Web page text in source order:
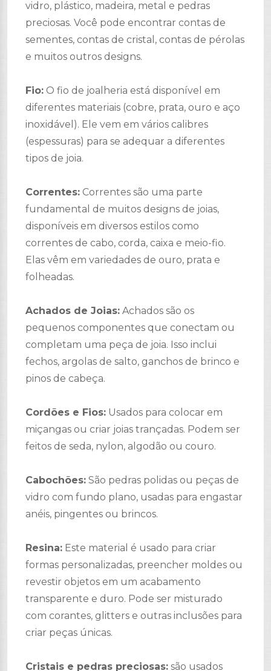
vidro, plástico, madeira, metal e pedras
preciosas. Você pode encontrar contas de
sementes, contas de cristal, contas de pérolas
e muitos outros designs.
Fio: O fio de joalheria está disponível em
diferentes materiais (cobre, prata, ouro e aço
inoxidável). Ele vem em vários calibres
(espessuras) para se adequar a diferentes
tipos de joia.
Correntes: Correntes são uma parte
fundamental de muitos designs de joias,
disponíveis em diversos estilos como
correntes de cabo, corda, caixa e meio-fio.
Elas vêm em variedades de ouro, prata e
folheadas.
Achados de Joias: Achados são os
pequenos componentes que conectam ou
completam uma peça de joia. Isso inclui
fechos, argolas de salto, ganchos de brinco e
pinos de cabeça.
Cordões e Fios: Usados ​​para colocar em
miçangas ou criar joias trançadas. Podem ser
feitos de seda, nylon, algodão ou couro.
Cabochões: São pedras polidas ou peças de
vidro com fundo plano, usadas para engastar
anéis, pingentes ou brincos.
Resina: Este material é usado para criar
formas personalizadas, preencher moldes ou
revestir objetos em um acabamento
transparente e duro. Pode ser misturado
com corantes, glitters e outras inclusões para
criar peças únicas.
Cristais e pedras preciosas: são usados ​​